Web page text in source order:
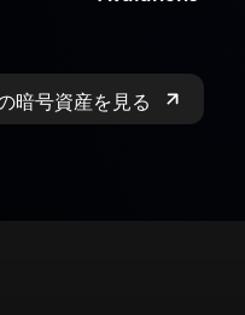
暗号資産を見る